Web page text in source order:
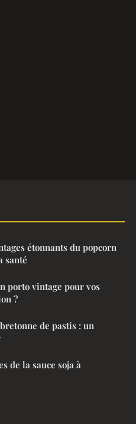
étonnants du popcorn
santé
porto vintage pour vos
?
de pastis : un
de la sauce soja à